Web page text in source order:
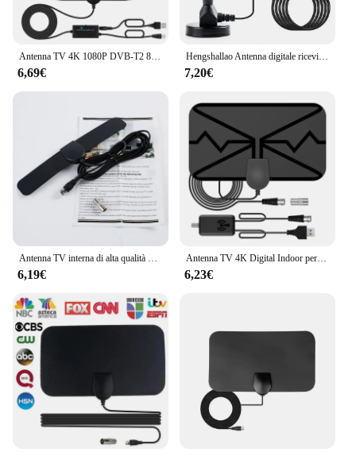
6,69€
Hengshallao Antenna digitale ricevitore TV antenna TV segnale esterno 5000 miglia con raggio amplificatore dvb-t ISDB-T parabola satellitare
7,20€
Antenna TV interna di alta qualità DVB T2 ATSC 1080P amplificatore digitale ricevitore satellitare ad alto guadagno Antenna per auto integrata
6,19€
Antenna TV 4K Digital Indoor per tutte le TV digitali 30DB Booster ad alto guadagno HD per RV Antenna interna Outdoor Global HDTV Free Channel
6,23€